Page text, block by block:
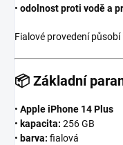
• odolnost proti vodě a
Fialové provedení
📦 Základní
• Apple iPhone 14 Plus
• kapacita: 256 GB
• barva: fialová